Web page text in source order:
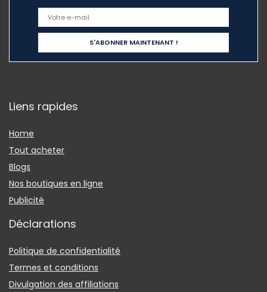
Liens rapides
Home
Tout acheter
Blogs
Nos boutiques en ligne
Publicité
Déclarations
Politique de confidentialité
Termes et conditions
Divulgation des affiliations